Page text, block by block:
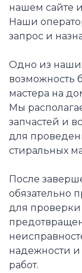
нашем сайте
Наши
запрос и
Одно из
возможность
мастера на
Мы
запчастей и
для
стиральных
После
обязательно
для проверки
надежности
работ.